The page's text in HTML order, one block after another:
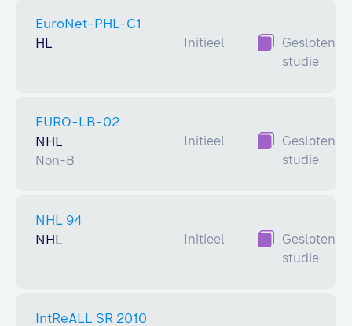
EuroNet-PHL-C1
HL
Initieel
Gesloten
studie
EURO-LB-02
NHL
Non-B
Initieel
Gesloten
studie
NHL 94
NHL
Initieel
Gesloten
studie
IntReALL SR 2010